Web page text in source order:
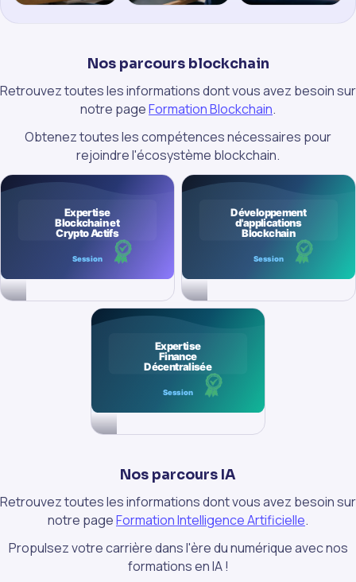
Nos parcours blockchain
Retrouvez toutes les informations dont vous avez besoin sur
notre pageFormation Blockchain.
Obtenez toutes les compétences nécessaires pour
rejoindre l'écosystème blockchain.
Nos parcours IA
Retrouvez toutes les informations dont vous avez besoin sur
notre pageFormation Intelligence Artificielle.
Propulsez votre carrière dans l'ère du numérique avec nos
formations en IA !